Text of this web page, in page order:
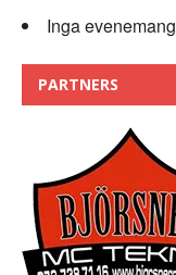
Inga evenemang
PARTNERS